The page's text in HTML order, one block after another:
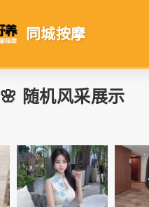
同城按摩
🌸 随机风采展示
📷 📷